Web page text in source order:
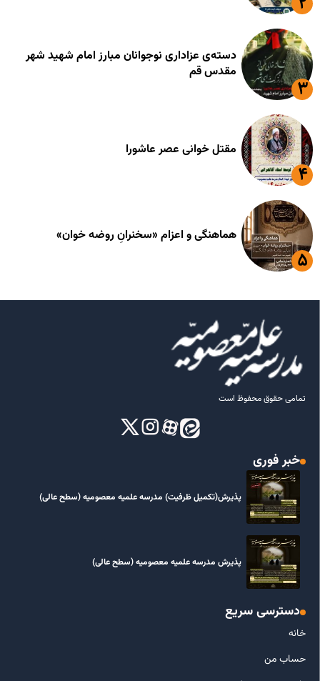
دسته‌ی عزاداری نوجوانان مبارز امام شهید شهر
مقدس قم
مقتل خوانی عصر عاشورا
هماهنگی و اعزام «سخنرانِ روضه خوان»
تمامی حقوق محفوظ است
خبر فوری
پذیرش(تکمیل ظرفیت) مدرسه علمیه معصومیه‌ (سطح عالی)
پذیرش مدرسه علمیه معصومیه‌ (سطح عالی)
دسترسی سریع
خانه
حساب من